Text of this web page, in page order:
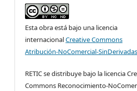
Esta obra está bajo una licencia
internacionalCreative Commons
Atribución-NoComercial-
RETIC se distribuye bajo la licencia
Commons Reconocimiento-